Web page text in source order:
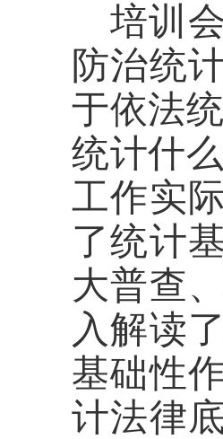
培训
防治统
于依法
统计什
工作实
了统计
大普查
入解读
基础性
计法律